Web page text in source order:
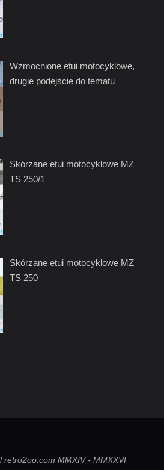
Wzmocnione etui motocyklowe,
drugie podejście do tematu
Skórzane etui motocyklowe MZ
TS 250/1
Skórzane etui motocyklowe MZ
TS 250
retro2oo.com MMXIV - MMXXVI